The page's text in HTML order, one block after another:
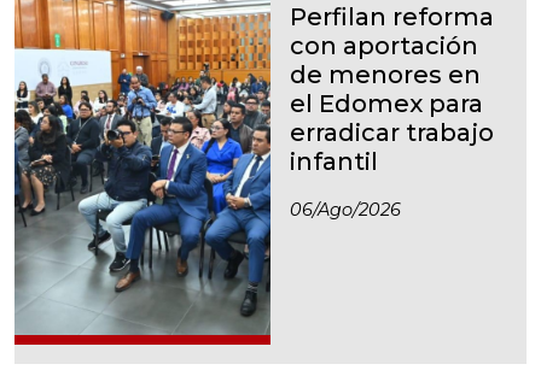
Perfilan reforma
con aportación
de menores en
el Edomex para
erradicar trabajo
infantil
06/ago/2026